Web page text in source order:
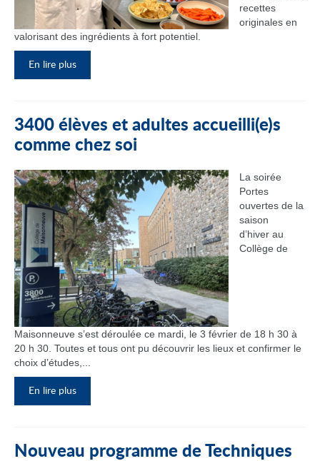
recettes
originales en
valorisant des ingrédients à fort potentiel.
En lire plus
3400 élèves et adultes accueilli(e)s
comme chez soi
La soirée
Portes
ouvertes de la
saison
d’hiver au
Collège de
Maisonneuve s’est déroulée ce mardi, le 3 février de 18 h 30 à
20 h 30. Toutes et tous ont pu découvrir les lieux et confirmer le
choix d’études,...
En lire plus
Nouveau programme de Techniques